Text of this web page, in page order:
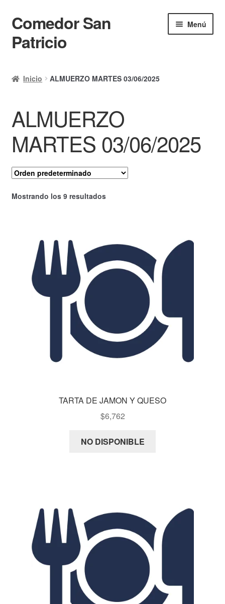
Ir
a
la
Ir
al
contenido
Comedor San
Patricio
Menú
Calendario
Mi cuenta
Ayuda Rapida
Finalizar compra
Inicio ALMUERZO MARTES 03/06/2025
ALMUERZO
MARTES 03/06/2025
Mostrando los 9 resultados
TARTA DE JAMON Y QUESO
$6,762
NO DISPONIBLE